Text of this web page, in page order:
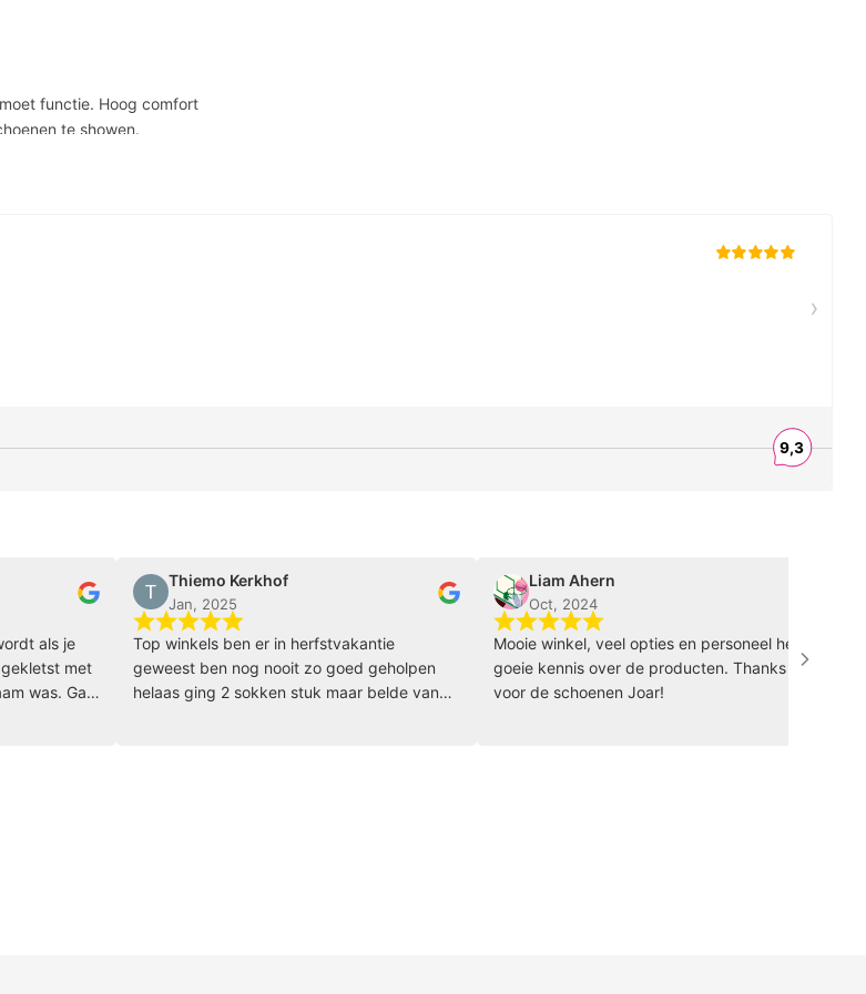
functie. Hoog comfort
te showen.
Thiemo Kerkhof
Jan, 2025
Top winkels ben er in herfstvakantie
geweest ben nog nooit zo goed geholpen
helaas ging 2 sokken stuk maar belde van
Liam Ahern
Oct, 2024
Mooie winkel, veel opties en personeel heeft
goeie kennis over de producten. Thanks
voor de schoenen Joar!
Wat een
idee om